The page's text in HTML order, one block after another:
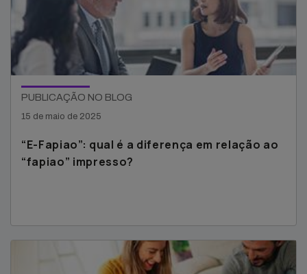
PUBLICAÇÃO NO BLOG
15 de maio de 2025
“E-Fapiao”: qual é a diferença em relação ao
“fapiao” impresso?